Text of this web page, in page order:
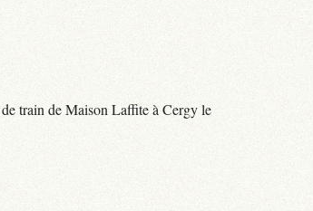
train de Maison Laffite à Cergy le